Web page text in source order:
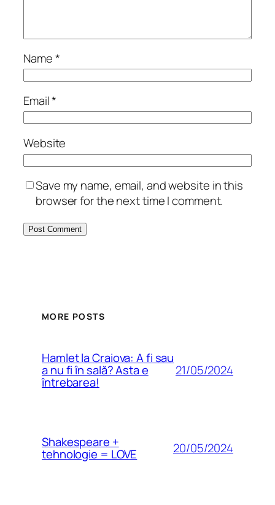
Name*
Email*
Website
Save my name, email, and website in this
browser for the next time I comment.
MORE POSTS
Hamlet la Craiova: A fi sau
a nu fi în sală? Asta e
întrebarea!
21/05/2024
Shakespeare +
tehnologie = LOVE 20/05/2024